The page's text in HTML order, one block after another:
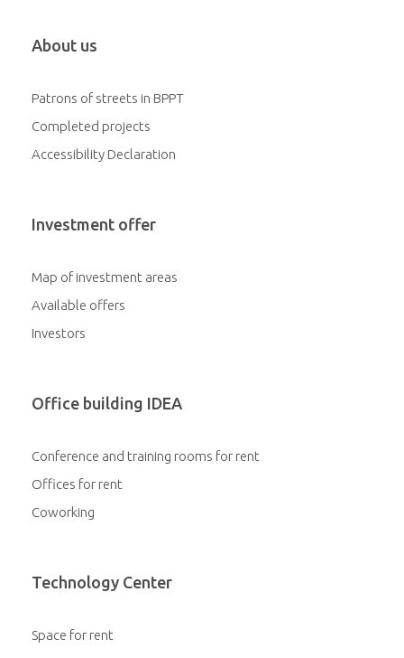
About us
Patrons of streets in BPPT
Completed projects
Accessibility Declaration
Investment offer
Map of investment areas
Available offers
Investors
Office building IDEA
Conference and training rooms for rent
Offices for rent
Coworking
Technology Center
Space for rent